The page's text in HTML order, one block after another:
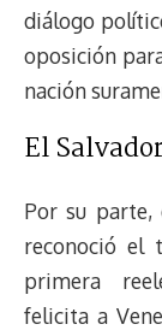
diálogo
oposición
nación
El
Por su
reconoció el
primera
felicita a